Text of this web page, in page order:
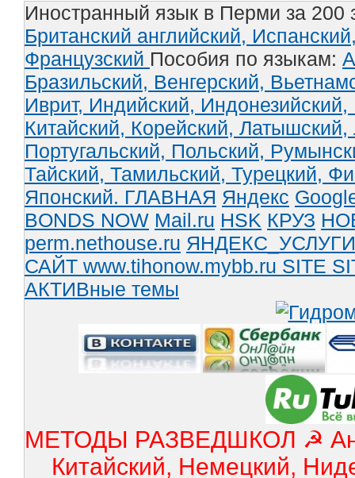
Иностранный язык в Перми за 200
Британский английский,
Французский Пособия по языкам:
Бразильский, Венгерский,
Иврит, Индийский, Индонезийский,
Китайский, Корейский, Латышский,
Португальский, Польский,
Тайский, Тамильский, Турецкий,
Японский. ГЛАВНАЯ Яндекс
BONDS NOW Mail.ru HSK КРУЗ
perm.nethouse.ru ЯНДЕКС_УСЛУГИ
САЙТ www.tihonow.mybb.ru SITE
АКТИВные темы
МЕТОДЫ РАЗВЕДШКОЛ ☭
Китайский, Немецкий,